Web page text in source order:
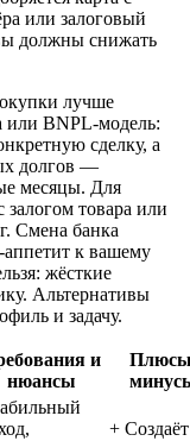
или залоговый
должны снижать
лучше
или BNPL‑модель:
сделку, а
долгов —
месяцы. Для
товара или
Смена банка
к вашему
жёсткие
Альтернативы
и задачу.
и
нюансы
+ Создаёт